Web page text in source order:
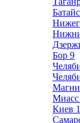
Бор 9
Миасс
Киев